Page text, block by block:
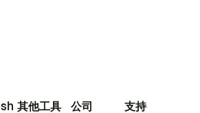
其他工具 公司 支持